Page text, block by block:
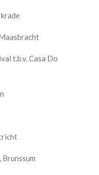
t.b.v. Casa Do
Brunssum